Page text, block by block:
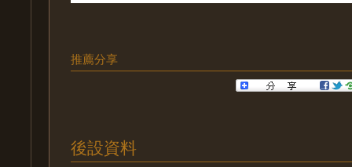
推薦分享
後設資料